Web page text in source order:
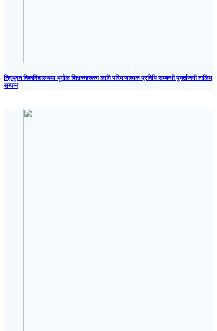
त्रिभुवन विश्वविद्यालयमा भूगोल शिक्षकहरूका लागि परिमाणात्मक प्रविधि सम्बन्धी पुनर्ताजगी तालिम
सम्पन्न